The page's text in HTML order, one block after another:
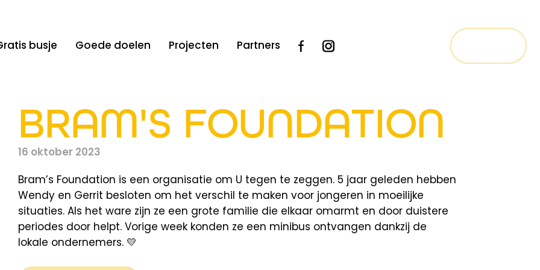
busje Goede doelen Projecten Partners
BRAM'S FOUNDATION
16 oktober 2023
Bram’s Foundation is een organisatie om U tegen te zeggen. 5 jaar geleden hebben
Wendy en Gerrit besloten om het verschil te maken voor jongeren in moeilijke
situaties. Als het ware zijn ze een grote familie die elkaar omarmt en door duistere
periodes door helpt. Vorige week konden ze een minibus ontvangen dankzij de
lokale ondernemers. 💛